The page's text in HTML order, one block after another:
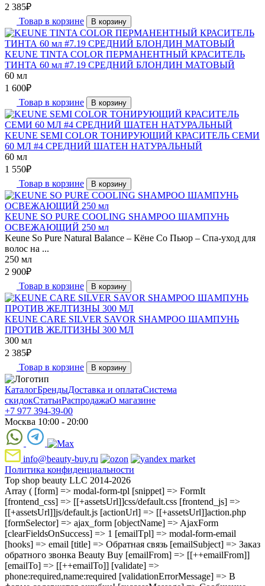
2 385₽
Товар в корзине
В корзину
KEUNE TINTA COLOR ПЕРМАНЕНТНЫЙ КРАСИТЕЛЬ
ТИНТА 60 мл #7.19 СРЕДНИЙ БЛОНДИН МАТОВЫЙ
60 мл
1 600₽
Товар в корзине
В корзину
KEUNE SEMI COLOR ТОНИРУЮЩИЙ КРАСИТЕЛЬ СЕМИ
60 МЛ #4 СРЕДНИЙ ШАТЕН НАТУРАЛЬНЫЙ
60 мл
1 550₽
Товар в корзине
В корзину
KEUNE SO PURE COOLING SHAMPOO ШАМПУНЬ
ОСВЕЖАЮЩИЙ 250 мл
Keune So Pure Natural Balance – Кёне Со Пьюр – Спа-уход для
волос на ...
250 мл
2 900₽
Товар в корзине
В корзину
KEUNE CARE SILVER SAVOR SHAMPOO ШАМПУНЬ
ПРОТИВ ЖЕЛТИЗНЫ 300 МЛ
300 мл
2 385₽
Товар в корзине
В корзину
КаталогБрендыДоставка и оплатаСистема
скидокСтатьиРаспродажаО магазине
+7 977 394-39-00
Москва 10:00 - 20:00
info@beauty-buy.ru
Политика конфиденциальности
Top shop beauty LLC 2014-2026
Array ( [form] => modal-form-tpl [snippet] => FormIt
[frontend_css] => [[+assetsUrl]]css/default.css [frontend_js] =>
[[+assetsUrl]]js/default.js [actionUrl] => [[+assetsUrl]]action.php
[formSelector] => ajax_form [objectName] => AjaxForm
[clearFieldsOnSuccess] => 1 [emailTpl] => modal-form-email
[hooks] => email [title] => Обратная связь [emailSubject] => Заказ
обратного звонка Beauty Buy [emailFrom] => [[++emailFrom]]
[emailTo] => [[++emailTo]] [validate] =>
phone:required,name:required [validationErrorMessage] => В